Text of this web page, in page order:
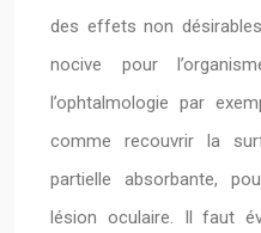
des effets non
nocive pour
l’ophtalmologie par
comme recouvrir la
partielle absorbante,
lésion oculaire. Il faut